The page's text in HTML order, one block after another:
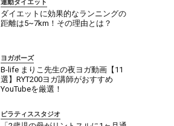
ダイエットに効果的なランニングの
距離は5~7km！その理由とは？
ヨガポーズ
B-life まりこ先生の夜ヨガ動画【11
選】RYT200ヨガ講師がおすすめ
YouTubeを厳選！
ピラティススタジオ